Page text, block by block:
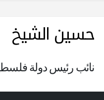
حسين الشيخ
نائب رئيس دولة